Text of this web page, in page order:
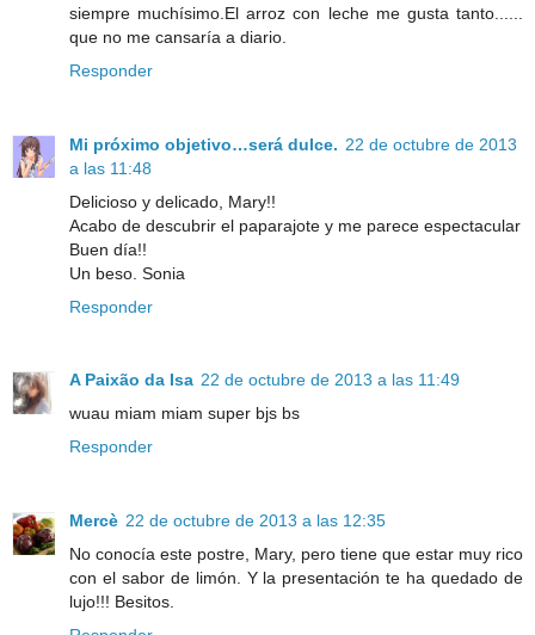
siempre muchísimo.El arroz con leche me gusta tanto......
que no me cansaría a diario.
Responder
Mi próximo objetivo…será dulce. 22 de octubre de 2013
a las 11:48
Delicioso y delicado, Mary!!
Acabo de descubrir el paparajote y me parece espectacular
Buen día!!
Un beso. Sonia
Responder
A Paixão da Isa 22 de octubre de 2013 a las 11:49
wuau miam miam super bjs bs
Responder
Mercè 22 de octubre de 2013 a las 12:35
No conocía este postre, Mary, pero tiene que estar muy rico
con el sabor de limón. Y la presentación te ha quedado de
lujo!!! Besitos.